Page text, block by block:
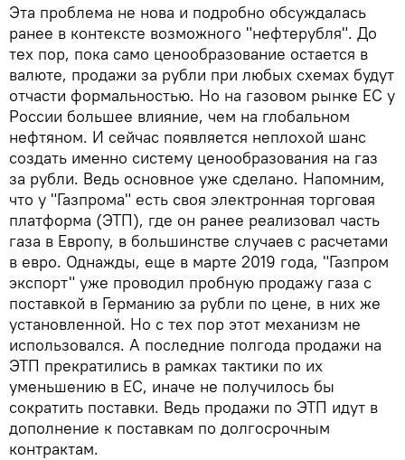
Эта проблема не нова и подробно обсуждалась
ранее в контексте возможного "нефтерубля". До
тех пор, пока само ценообразование остается в
валюте, продажи за рубли при любых схемах будут
отчасти формальностью. Но на газовом рынке ЕС у
России большее влияние, чем на глобальном
нефтяном. И сейчас появляется неплохой шанс
создать именно систему ценообразования на газ
за рубли. Ведь основное уже сделано. Напомним,
что у "Газпрома" есть своя электронная торговая
платформа (ЭТП), где он ранее реализовал часть
газа в Европу, в большинстве случаев с расчетами
в евро. Однажды, еще в марте 2019 года, "Газпром
экспорт" уже проводил пробную продажу газа с
поставкой в Германию за рубли по цене, в них же
установленной. Но с тех пор этот механизм не
использовался. А последние полгода продажи на
ЭТП прекратились в рамках тактики по их
уменьшению в ЕС, иначе не получилось бы
сократить поставки. Ведь продажи по ЭТП идут в
дополнение к поставкам по долгосрочным
контрактам.